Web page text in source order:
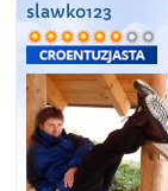
slawko123